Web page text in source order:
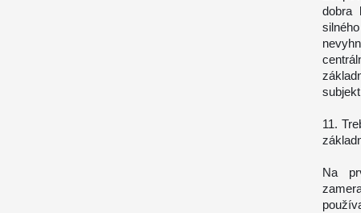
dobra
11.
Na